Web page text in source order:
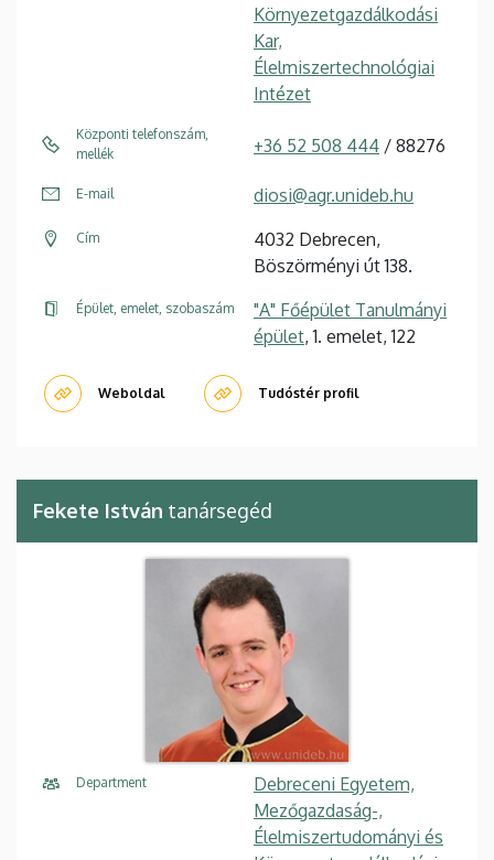
Környezetgazdálkodási
Kar,
Élelmiszertechnológiai
Intézet
Központi telefonszám,
mellék
+36 52 508 444 / 88276
E-mail diosi@agr.unideb.hu
Cím
4032 Debrecen,
Böszörményi út 138.
Épület, emelet, szobaszám
"A" Főépület Tanulmányi
épület, 1. emelet, 122
Weboldal Tudóstér profil
Fekete István tanársegéd
Department
Debreceni Egyetem,
Mezőgazdaság-,
Élelmiszertudományi és